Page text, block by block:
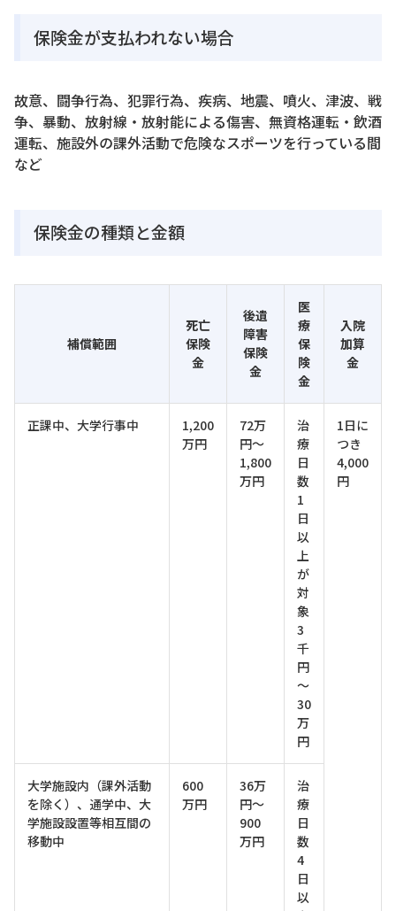
保険金が支払われない場合
故意、闘争行為、犯罪行為、疾病、地震、噴火、津波、戦
争、暴動、放射線・放射能による傷害、無資格運転・飲酒
運転、施設外の課外活動で危険なスポーツを行っている間
など
保険金の種類と金額
補償範囲
死亡
保険
金
後遺
障害
保険
金
医
療
保
険
金
入院
加算
金
正課中、大学行事中
1,200
万円
72万
円～
1,800
万円
治
療
日
数
1
日
以
上
が
対
象
3
千
円
～
30
万
円
1日に
つき
4,000
円
大学施設内（課外活動
を除く）、通学中、大
学施設設置等相互間の
移動中
600
万円
36万
円～
900
万円
治
療
日
数
4
日
以